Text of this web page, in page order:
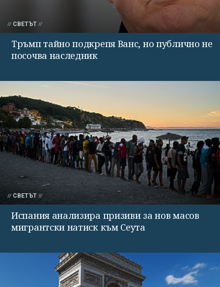
СВЕТЪТ
Тръмп тайно подкрепя Ванс, но публично не
посочва наследник
СВЕТЪТ
Испания анализира призиви за нов масов
мигрантски натиск към Сеута